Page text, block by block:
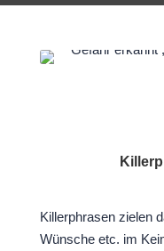
Killerphrasen zielen
Wünsche etc. im